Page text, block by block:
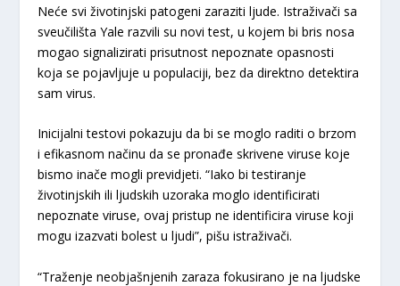
Neće svi životinjski patogeni zaraziti ljude. Istraživači sa
sveučilišta Yale razvili su novi test, u kojem bi bris nosa
mogao signalizirati prisutnost nepoznate opasnosti
koja se pojavljuje u populaciji, bez da direktno detektira
sam virus.
Inicijalni testovi pokazuju da bi se moglo raditi o brzom
i efikasnom načinu da se pronađe skrivene viruse koje
bismo inače mogli previdjeti. “Iako bi testiranje
životinjskih ili ljudskih uzoraka moglo identificirati
nepoznate viruse, ovaj pristup ne identificira viruse koji
mogu izazvati bolest u ljudi”, pišu istraživači.
“Traženje neobjašnjenih zaraza fokusirano je na ljudske